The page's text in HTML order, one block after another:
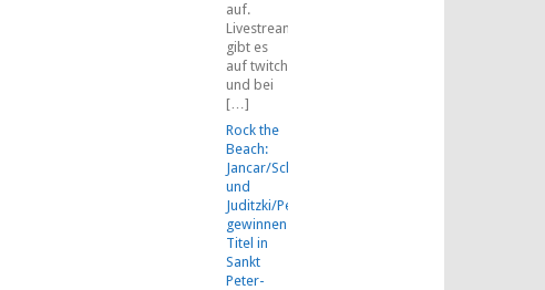
auf.
Livestreams
gibt es
auf twitch
und bei
[…]
Rock the
Beach:
Jancar/Schäkel
und
Juditzki/Peemüller
gewinnen
Titel in
Sankt
Peter-